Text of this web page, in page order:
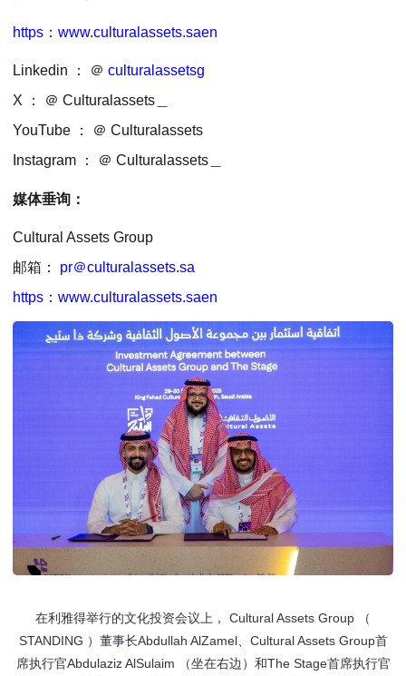
https：www.culturalassets.saen
Linkedin ： ＠ culturalassetsg
X ： ＠ Culturalassets＿
YouTube ： ＠ Culturalassets
Instagram ： ＠ Culturalassets＿
媒体垂询：
Cultural Assets Group
邮箱： pr＠culturalassets.sa
https：www.culturalassets.saen
在利雅得举行的文化投资会议上， Cultural Assets Group （
STANDING ）董事长Abdullah AlZamel、Cultural Assets Group首
席执行官Abdulaziz AlSulaim （坐在右边）和The Stage首席执行官